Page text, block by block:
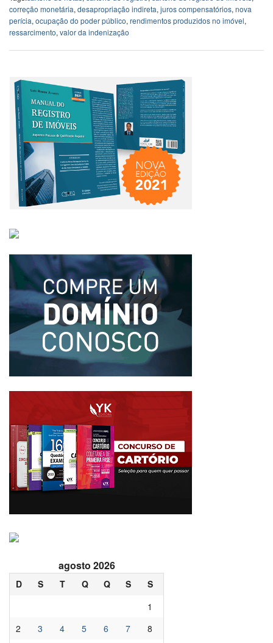
correção monetária, desapropriação indireta, juros compensatórios, nova
perícia, ocupação do poder público, rendimentos produzidos no imóvel,
ressarcimento, valor da indenização
agosto 2026
D S T Q Q S
S
1
2
3 4 5 6 7 8